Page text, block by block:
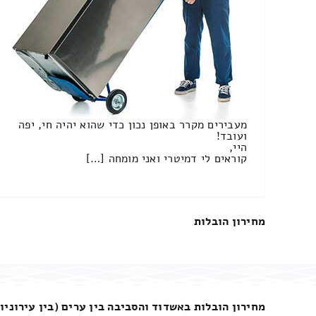
מעבירים מקרר באופן נכון כדי שהוא יהיה חי, יפה
ועובד!
היי,
קוראים לי דמיטרי ואני מומחה […]
מחירון הובלות
מחירון הובלות באשדוד והסביבה בין ערים (בין